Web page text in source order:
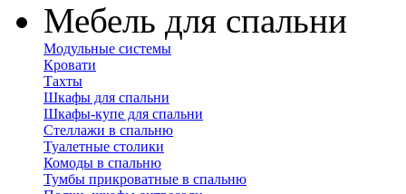
Мебель для спальни
Модульные системы
Кровати
Тахты
Шкафы для спальни
Шкафы-купе для спальни
Стеллажи в спальню
Туалетные столики
Комоды в спальню
Тумбы прикроватные в спальню